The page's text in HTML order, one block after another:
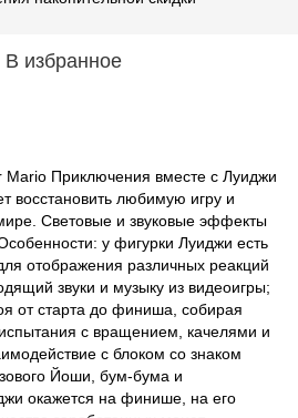
В избранное
Mario Приключения вместе с Луиджи
восстановить любимую игру и
Световые и звуковые эффекты
у фигурки Луиджи есть
отображения различных реакций
звуки и музыку из видеоигры;
от старта до финиша, собирая
с вращением, качелями и
с блоком со знаком
Йоши, бум-бума и
окажется на финише, на его